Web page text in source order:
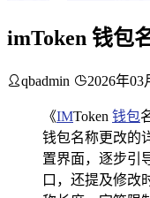
imToken 钱包
qbadmin 2026年03
《IMToken 钱包
钱包名称更改的
置界面，逐步引
口，还提及修改